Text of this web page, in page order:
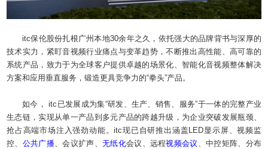
itc保伦股份扎根广州本地30余年之久，依托强大的品牌背书与深厚的
技术实力，紧盯音视频行业痛点与变革趋势，不断推出高性能、高可靠的
系统产品，致力于为全球客户提供卓越的场景化、智能化音视频整体解决
方案和应用垂直服务，锻造更具竞争力的“拳头”产品。
如今， itc已发展成为集“研发、生产、销售、服务”于一体的完整产业
生态链，实现从单一产品到多元产品的跨越升级，为企业突破发展瓶颈、
抢占高端市场注入强劲动能。itc现已自研推出涵盖LED显示屏、视频监
控、 公共广播 、会议扩声、 无纸化会议、远程视频会议
、中控矩阵、分布